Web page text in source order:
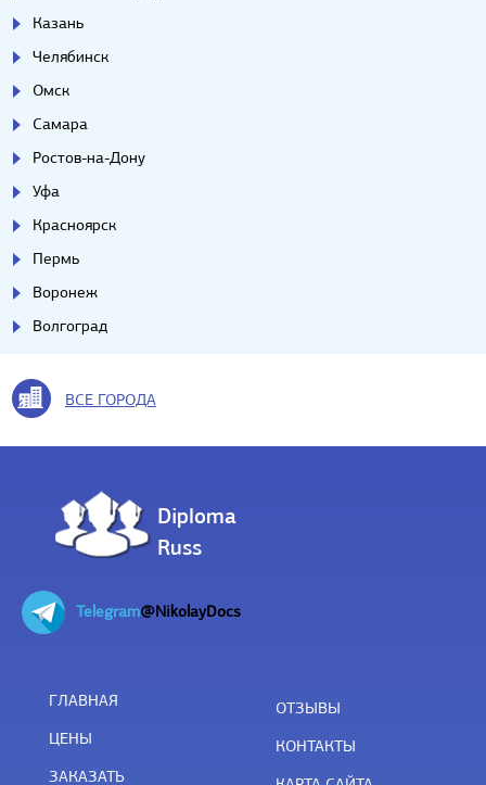
Казань
Челябинск
Омск
Самара
Ростов-на-Дону
Уфа
Красноярск
Пермь
Воронеж
Волгоград
ВСЕ ГОРОДА
Diploma
Russ
Telegram@NikolayDocs
ГЛАВНАЯ
ЦЕНЫ
ЗАКАЗАТЬ
ОТЗЫВЫ
КОНТАКТЫ